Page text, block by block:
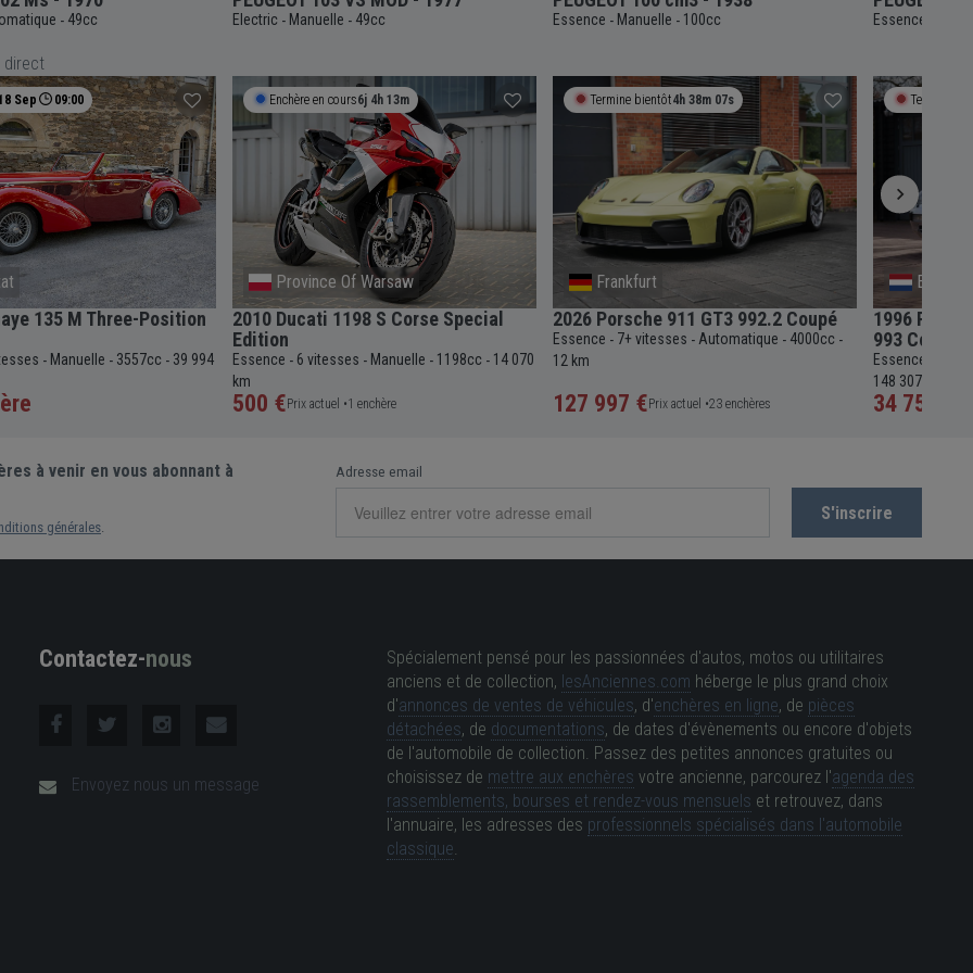
- 49cc Electric - Manuelle - 49cc Essence - Manuelle - 100cc Essence
direct
Sep 09:00
135 M Three-Position
- Manuelle - 3557cc - 39 994
Enchère en cours6j 4h 13m
Province Of Warsaw
2010 Ducati 1198 S Corse Special
Edition
Essence - 6 vitesses - Manuelle - 1198cc - 14 070
km
500 €Prix actuel •1 enchère
Termine bientôt4h 38m 06s
Frankfurt
2026 Porsche 911 GT3 992.2 Coupé
Essence - 7+ vitesses - Automatique - 4000cc -
12 km
127 997 €Prix actuel •23 enchères
Termine
Erlecom
1996
993
Essence
148 307 miles
34 750 €
à venir en vous abonnant à
générales
Adresse email
Contactez-nous
Envoyez nous un message
Spécialement pensé pour les passionnées d'autos, motos ou utilitaires
anciens et de collection, lesAnciennes.com héberge le plus grand choix
d'annonces de ventes de véhicules, d'enchères en ligne, de pièces
détachées, de documentations, de dates d'évènements ou encore d'objets
de l'automobile de collection. Passez des petites annonces gratuites ou
choisissez de mettre aux enchères votre ancienne, parcourez l'agenda des
rassemblements, bourses et rendez-vous mensuels et retrouvez, dans
l'annuaire, les adresses des professionnels spécialisés dans l'automobile
classique